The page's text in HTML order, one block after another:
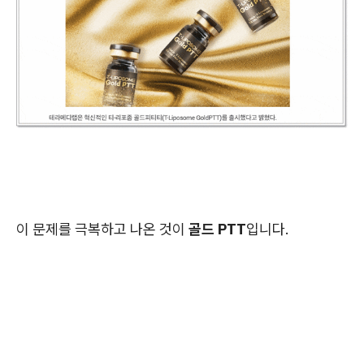
이 문제를 극복하고 나온 것이 골드 PTT입니다.